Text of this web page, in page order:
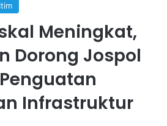
Meningkat,
Dorong Jospol
Infrastruktur